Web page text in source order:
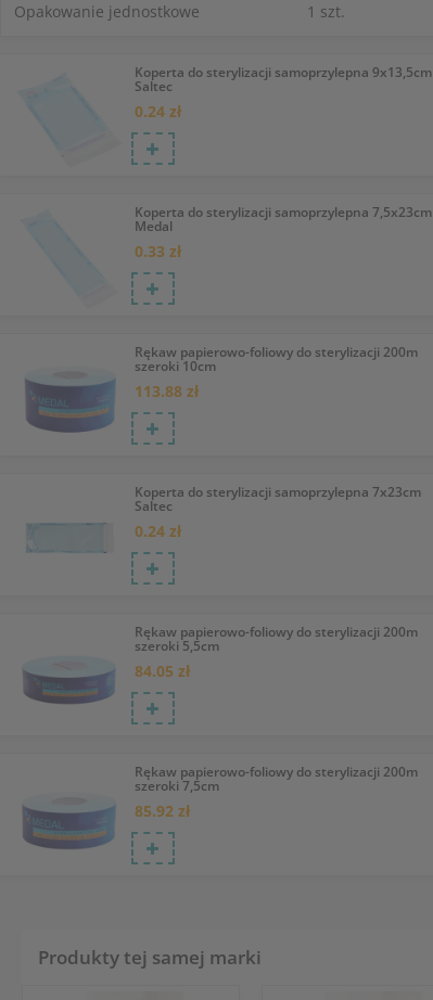
Koperta do sterylizacji samoprzylepna 9x13,5cm
Saltec
0.24 zł
Koperta do sterylizacji samoprzylepna 7,5x23cm
Medal
0.33 zł
Rękaw papierowo-foliowy do sterylizacji 200m
szeroki 10cm
113.88 zł
Koperta do sterylizacji samoprzylepna 7x23cm
Saltec
0.24 zł
Rękaw papierowo-foliowy do sterylizacji 200m
szeroki 5,5cm
84.05 zł
Rękaw papierowo-foliowy do sterylizacji 200m
szeroki 7,5cm
85.92 zł
Opakowanie jednostkowe 1 szt.
Produkty tej samej marki